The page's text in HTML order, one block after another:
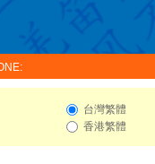
台灣繁體
香港繁體